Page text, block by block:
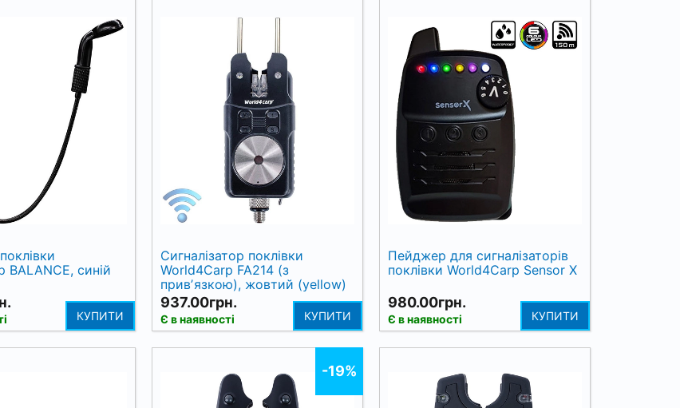
BALANCE, синій
КУПИТИ
Сигналізатор поклівки
World4Carp FA214 (з
привʼязкою), жовтий (yellow)
937.00грн.
Є в наявності КУПИТИ
Пейджер для сигналізаторів
поклівки World4Carp Sensor X
980.00грн.
Є в наявності КУПИТИ
-19%